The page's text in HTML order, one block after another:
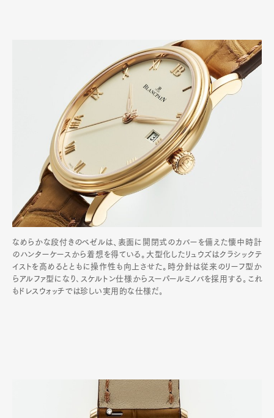
なめらかな段付きのベゼルは、表面に開閉式のカバーを備えた懐中時計
のハンターケースから着想を得ている。大型化したリュウズはクラシックテ
イストを高めるとともに操作性も向上させた。時分針は従来のリーフ型か
らアルファ型になり､スケルトン仕様からスーパールミノバを採用する｡これ
もドレスウォッチでは珍しい実用的な仕様だ｡